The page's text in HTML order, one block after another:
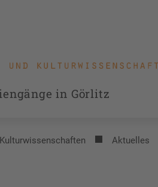
in Görlitz
Aktuelles